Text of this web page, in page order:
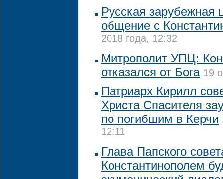
Русская зарубежная
общение с
2018 года, 12:32
Митрополит УПЦ:
отказался от Бога 19
Патриарх Кирилл
Христа Спасителя
по погибшим в Керчи
12:11
Глава Папского
Константинополем